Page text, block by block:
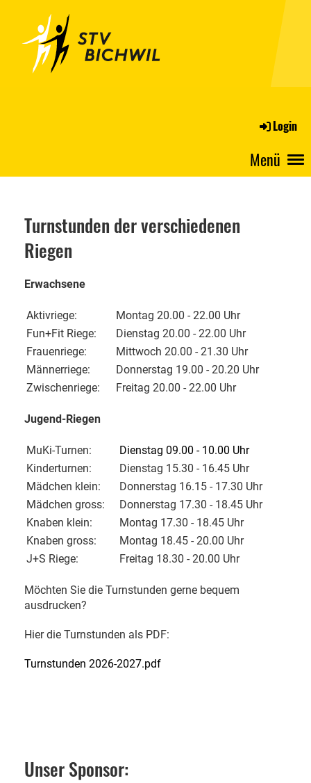
Login
Menü
Turnstunden der verschiedenen
Riegen
Erwachsene
Aktivriege:
Montag 20.00 - 22.00 Uhr
Fun+Fit Riege:
Dienstag 20.00 - 22.00 Uhr
Frauenriege:
Mittwoch 20.00 - 21.30 Uhr
Männerriege:
Donnerstag 19.00 - 20.20 Uhr
Zwischenriege:
Freitag 20.00 - 22.00 Uhr
Jugend-Riegen
MuKi-Turnen:
Dienstag 09.00 - 10.00 Uhr
Kinderturnen:
Dienstag 15.30 - 16.45 Uhr
Mädchen klein:
Donnerstag 16.15 - 17.30 Uhr
Mädchen gross:
Donnerstag 17.30 - 18.45 Uhr
Knaben klein:
Montag 17.30 - 18.45 Uhr
Knaben gross:
Montag 18.45 - 20.00 Uhr
J+S Riege:
Freitag 18.30 - 20.00 Uhr
Möchten Sie die Turnstunden gerne bequem
ausdrucken?
Hier die Turnstunden als PDF:
Turnstunden 2026-2027.pdf
Unser Sponsor: